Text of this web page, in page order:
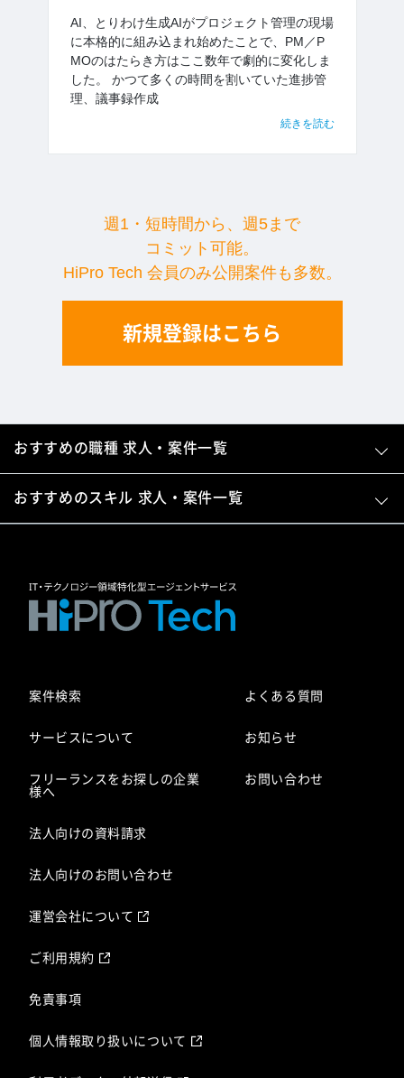
AI、とりわけ生成AIがプロジェクト管理の現場
に本格的に組み込まれ始めたことで、PM／P
MOのはたらき方はここ数年で劇的に変化しま
した。 かつて多くの時間を割いていた進捗管
理、議事録作成
続きを読む
週1・短時間から、週5まで
コミット可能。
HiPro Tech 会員のみ公開案件も多数。
新規登録はこちら
おすすめの職種 求人・案件一覧
おすすめのスキル 求人・案件一覧
案件検索
サービスについて
フリーランスをお探しの企業
様へ
法人向けの資料請求
法人向けのお問い合わせ
よくある質問
お知らせ
お問い合わせ
運営会社について
ご利用規約
免責事項
個人情報取り扱いについて